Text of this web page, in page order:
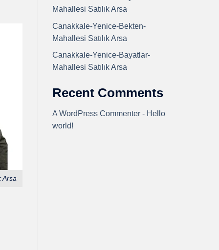
Arsa
Mahallesi Satılık Arsa
Canakkale-Yenice-Bekten-
Mahallesi Satılık Arsa
Canakkale-Yenice-Bayatlar-
Mahallesi Satılık Arsa
Recent Comments
A WordPress Commenter - Hello
world!